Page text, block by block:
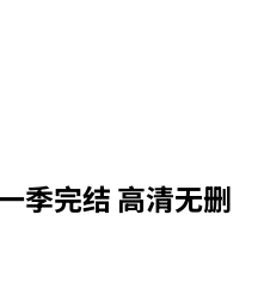
季完结 高清无删